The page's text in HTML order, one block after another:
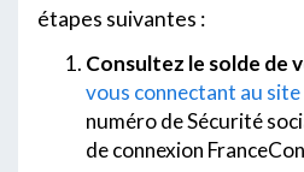
étapes suivantes :
Consultez le solde de
vous connectant au
numéro de Sécurité
de connexion